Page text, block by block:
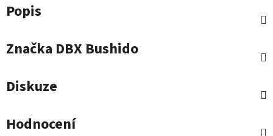
Popis
Značka DBX Bushido
Diskuze
Hodnocení